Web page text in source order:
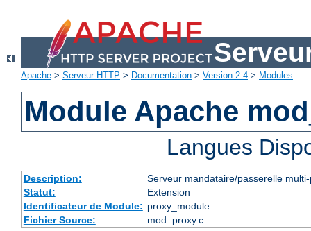
Apache > Serveur HTTP > Documentation > Version 2.4 > Modules
Module Apache
Langues
Description:
Serveur mandataire/passerelle
Statut:
Extension
Identificateur de Module: proxy_module
Fichier Source:
mod_proxy.c